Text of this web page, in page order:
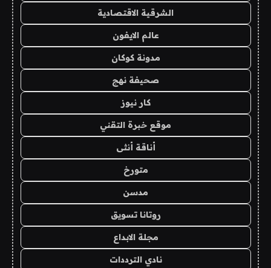
الشرقية الاقتصادية
عالم الايفون
مدونة كوكان
صحيفة نهج
كار نيوز
موقع خبرة التقني
أناقة أنثى
متورخ
مدسن
روتانا تسويق
مجلة الابداع
نادي الترددات